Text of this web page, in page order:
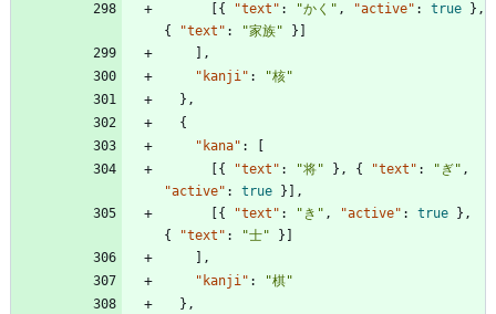
{ "text" : "かく" , "active" : true } ,
{
"text" : "家族" }
,
"kanji" :
"核"
} ,
{
"kana" :
{ "text" : "将" } , { "text" : "ぎ" ,
"active" : true }
,
{ "text" : "き" , "active" : true } ,
{
"text" : "士" }
,
"kanji" :
"棋"
} ,